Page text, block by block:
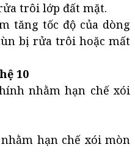
trôi lớp đất mặt.
tăng tốc độ của dòng
bị rửa trôi hoặc mất
10
nhằm hạn chế xói
hạn chế xói mòn